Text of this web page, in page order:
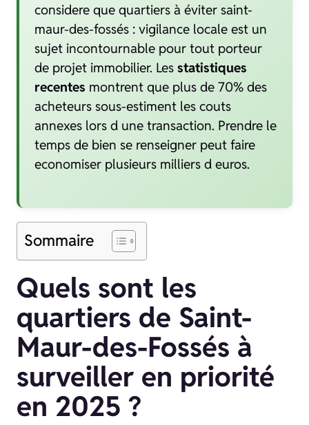
considere que quartiers à éviter saint-
maur-des-fossés : vigilance locale est un
sujet incontournable pour tout porteur
de projet immobilier. Les statistiques
recentes montrent que plus de 70% des
acheteurs sous-estiment les couts
annexes lors d une transaction. Prendre le
temps de bien se renseigner peut faire
economiser plusieurs milliers d euros.
Sommaire
Quels sont les
quartiers de Saint-
Maur-des-Fossés à
surveiller en priorité
en 2025 ?